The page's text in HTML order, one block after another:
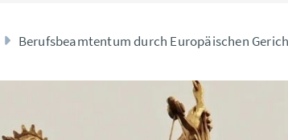
Berufsbeamtentum durch Europäischen